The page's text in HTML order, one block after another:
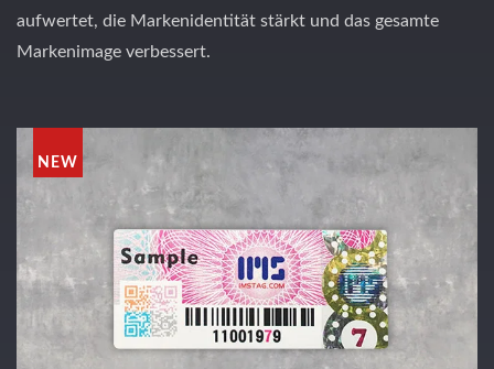
aufwertet, die Markenidentität stärkt und das gesamte
Markenimage verbessert.
NEW